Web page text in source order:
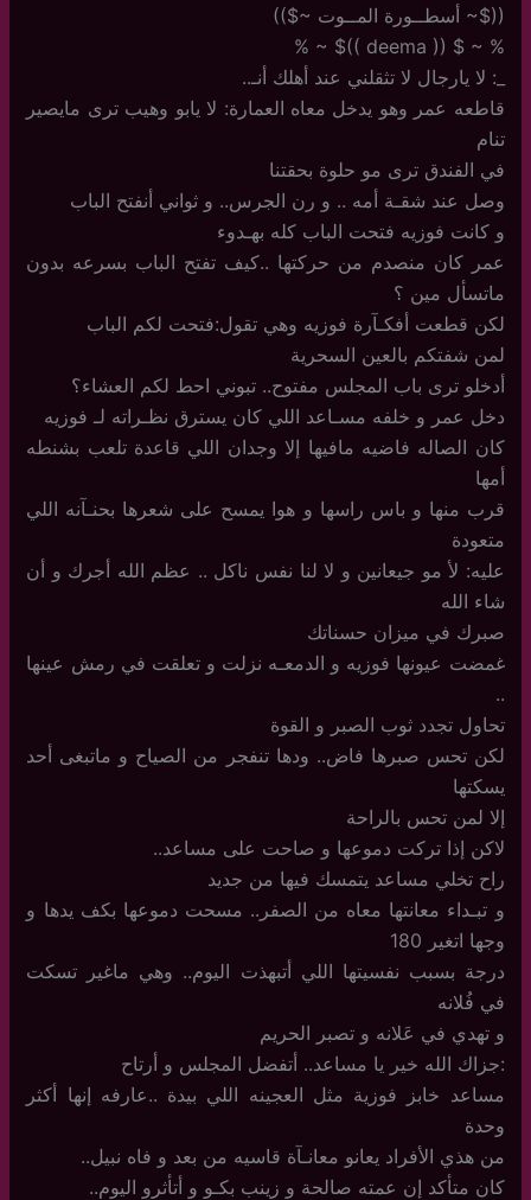
(($~ أسطــورة المــوت ~$))
% ~ $ (( deema ))$ ~ %
_: لا يارجال لا تثقلني عند أهلك أنـ..
قاطعه عمر وهو يدخل معاه العمارة: لا يابو وهيب ترى مايصير
تنام
في الفندق ترى مو حلوة بحقتنا
وصل عند شقـة أمه .. و رن الجرس.. و ثواني أنفتح الباب
و كانت فوزيه فتحت الباب كله بهـدوء
عمر كان منصدم من حركتها ..كيف تفتح الباب بسرعه بدون
ماتسأل مين ؟
لكن قطعت أفكـآرة فوزيه وهي تقول:فتحت لكم الباب
لمن شفتكم بالعين السحرية
أدخلو ترى باب المجلس مفتوح.. تبوني احط لكم العشاء؟
دخل عمر و خلفه مسـاعد اللي كان يسترق نظـراته لـ فوزيه
كان الصاله فاضيه مافيها إلا وجدان اللي قاعدة تلعب بشنطه
أمها
قرب منها و باس راسها و هوا يمسح على شعرها بحنـآنه اللي
متعودة
عليه: لأ مو جيعانين و لا لنا نفس ناكل .. عظم الله أجرك و أن
شاء الله
صبرك في ميزان حسناتك
غمضت عيونها فوزيه و الدمعـه نزلت و تعلقت في رمش عينها
..
تحاول تجدد ثوب الصبر و القوة
لكن تحس صبرها فاض.. ودها تنفجر من الصياح و ماتبغى أحد
يسكتها
إلا لمن تحس بالراحة
لاكن إذا تركت دموعها و صاحت على مساعد..
راح تخلي مساعد يتمسك فيها من جديد
و تبـداء معانتها معاه من الصفر.. مسحت دموعها بكف يدها و
وجها اتغير 180
درجة بسبب نفسيتها اللي أتبهذت اليوم.. وهي ماغير تسكت
في فُلانه
و تهدي في عَلانه و تصبر الحريم
:جزاك الله خير يا مساعد.. أتفضل المجلس و أرتاح
مساعد خابز فوزية مثل العجينه اللي بيدة ..عارفه إنها أكثر
وحدة
من هذي الأفراد يعانو معانـآة قاسيه من بعد و فاه نبيل..
كان متأكد إن عمته صالحة و زينب بكـو و أتأثرو اليوم..